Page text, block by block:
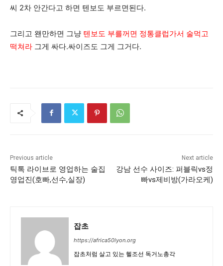
씨 2차 안간다고 하면 텐보도 부르면된다.
그리고 왠만하면 그냥 텐보도 부를꺼면 정통클럽가서 술먹고
떡쳐라 그게 싸다.싸이즈도 그게 그거다.
Previous article
틱톡 라이브로 영업하는 술집
영업진(호빠,선수,실장)
Next article
강남 선수 사이즈: 퍼블릭vs정
빠vs제비방(가라오케)
잡초
https://africa50lyon.org
잡초처럼 살고 있는 헬조선 독거노총각